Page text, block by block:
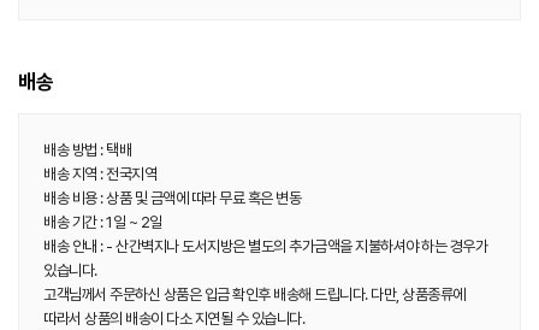
배송
배송 방법 : 택배
배송 지역 : 전국지역
배송 비용 : 상품 및 금액에 따라 무료 혹은 변동
배송 기간 : 1일 ~ 2일
배송 안내 : - 산간벽지나 도서지방은 별도의 추가금액을 지불하셔야 하는 경우가
있습니다.
고객님께서 주문하신 상품은 입금 확인후 배송해 드립니다. 다만, 상품종류에
따라서 상품의 배송이 다소 지연될 수 있습니다.